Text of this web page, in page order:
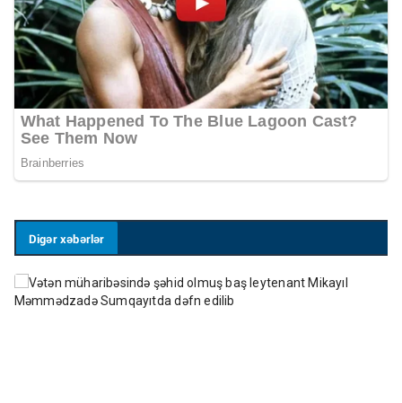
Digər xəbərlər